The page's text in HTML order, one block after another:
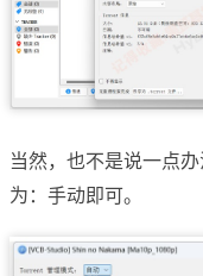
当然，也不是说一点
为：手动即可。